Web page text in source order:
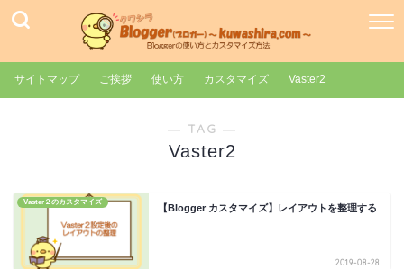
サイトマップ ご挨拶 使い方 カスタマイズ Vaster2
― TAG ―
Vaster2
Vaster２のカスタマイズ
【Blogger カスタマイズ】レイアウトを整理する
2019-08-28